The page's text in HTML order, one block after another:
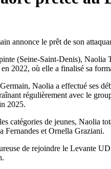
annonce le prêt de son
(Seine-Saint-Denis), Naolia
2022, où elle a finalisé sa
Germain, Naolia a effectué ses
régulièrement avec le
2025.
catégories de jeunes, Naolia
Fernandes et Ornella Graziani.
de rejoindre le Levante